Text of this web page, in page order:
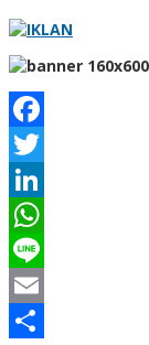
Facebook
Twitter
LinkedIn
WhatsApp
Line
Email